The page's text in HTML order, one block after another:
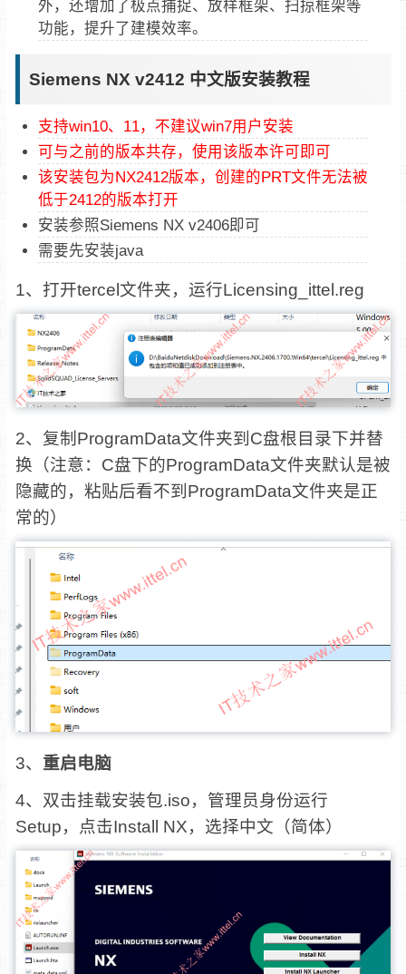
外，还增加了极点捕捉、放样框架、扫掠框架等
功能，提升了建模效率‌。
Siemens NX v2412 中文版安装教程
支持win10、11，不建议win7用户安装
可与之前的版本共存，使用该版本许可即可
该安装包为NX2412版本，创建的PRT文件无法被
低于2412的版本打开
安装参照Siemens NX v2406即可
需要先安装java
1、打开tercel文件夹，运行Licensing_ittel.reg
2、复制ProgramData文件夹到C盘根目录下并替
换（注意：C盘下的ProgramData文件夹默认是被
隐藏的，粘贴后看不到ProgramData文件夹是正
常的）
3、 重启电脑
4、双击挂载安装包.iso，管理员身份运行
Setup，点击Install NX，选择中文（简体）